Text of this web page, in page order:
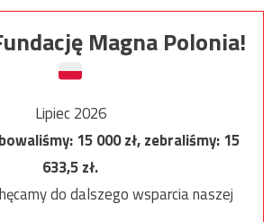
Magna Polonia!
Lipiec 2026
15 000zł, zebraliśmy:15
633,5zł.
do dalszego wsparcia naszej